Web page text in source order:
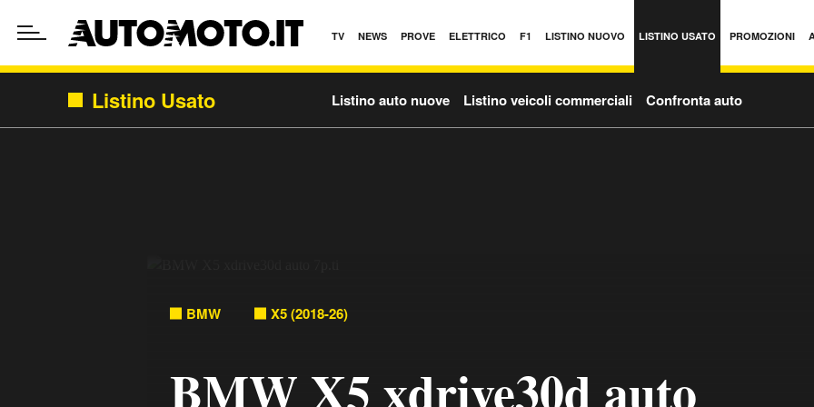
TV NEWS PROVE ELETTRICO F1 LISTINO NUOVO LISTINO USATO PROMOZIONI
Listino Usato Listino auto nuove Listino veicoli commerciali Confronta auto
BMW X5 (2018-26)
BMW X5 xdrive30d auto